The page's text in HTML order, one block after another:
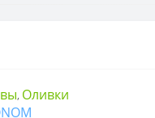
, Оливки